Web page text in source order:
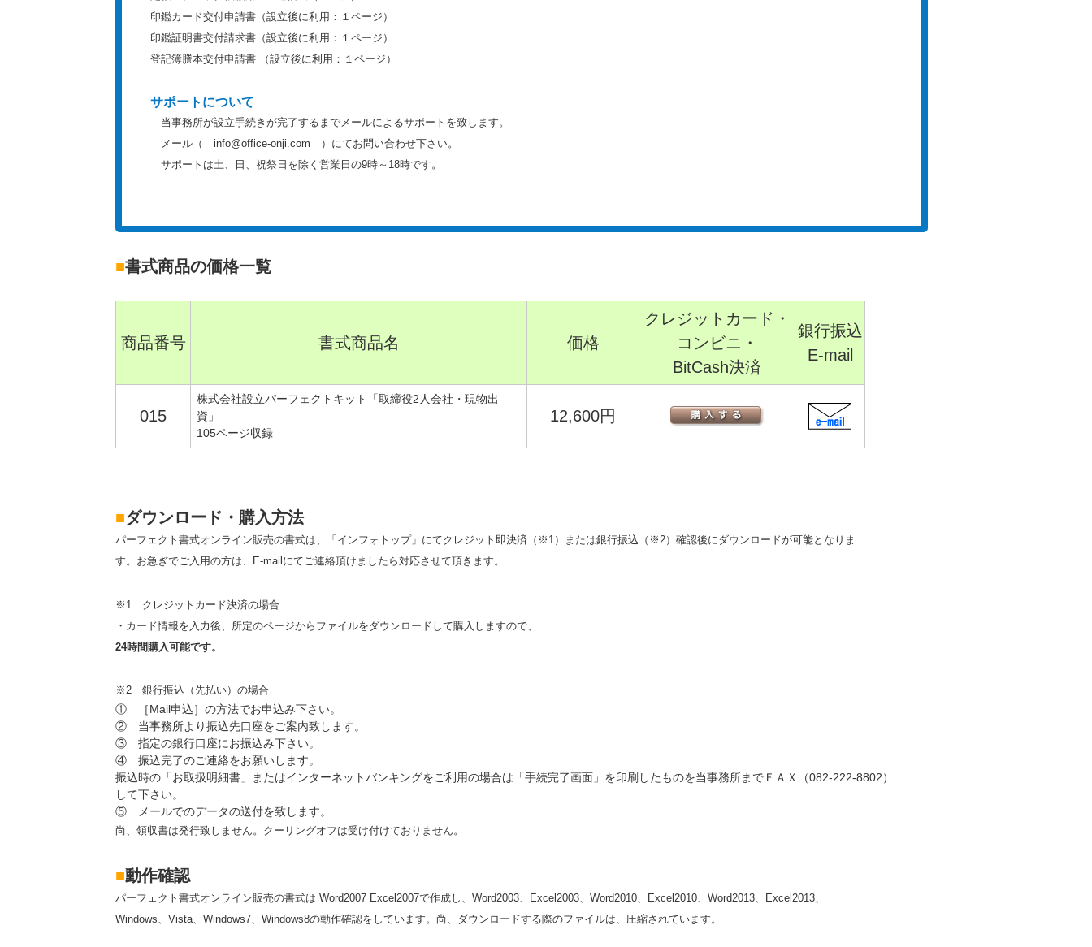
印鑑カード交付申請書（設立後に利用：１ページ）
印鑑証明書交付請求書（設立後に利用：１ページ）
登記簿謄本交付申請書 （設立後に利用：１ページ）
サポートについて
当事務所が設立手続きが完了するまでメールによるサポートを致します。
メール（ info@office-onji.com ）にてお問い合わせ下さい。
サポートは土、日、祝祭日を除く営業日の9時～18時です。
■書式商品の価格一覧
商品番号 書式商品名 価格
クレジットカード・
コンビニ・
BitCash決済
銀行振込
E-mail
015
株式会社設立パーフェクトキット「取締役2人会社・現物出
資」
105ページ収録
12,600円
■ダウンロード・購入方法
パーフェクト書式オンライン販売の書式は、「インフォトップ」にてクレジット即決済（※1）または銀行振込（※2）確認後にダウンロードが可能となりま
す。お急ぎでご入用の方は、E-mailにてご連絡頂けましたら対応させて頂きます。
※1 クレジットカード決済の場合
・カード情報を入力後、所定のページからファイルをダウンロードして購入しますので、
24時間購入可能です。
※2 銀行振込（先払い）の場合
① ［Mail申込］の方法でお申込み下さい。
② 当事務所より振込先口座をご案内致します。
③ 指定の銀行口座にお振込み下さい。
④ 振込完了のご連絡をお願いします。
振込時の「お取扱明細書」またはインターネットバンキングをご利用の場合は「手続完了画面」を印刷したものを当事務所までＦＡＸ（082-222-8802）
して下さい。
⑤ メールでのデータの送付を致します。
尚、領収書は発行致しません。クーリングオフは受け付けておりません。
■動作確認
パーフェクト書式オンライン販売の書式は Word2007 Excel2007で作成し、Word2003、Excel2003、Word2010、Excel2010、Word2013、Excel2013、
Windows、Vista、Windows7、Windows8の動作確認をしています。尚、ダウンロードする際のファイルは、圧縮されています。